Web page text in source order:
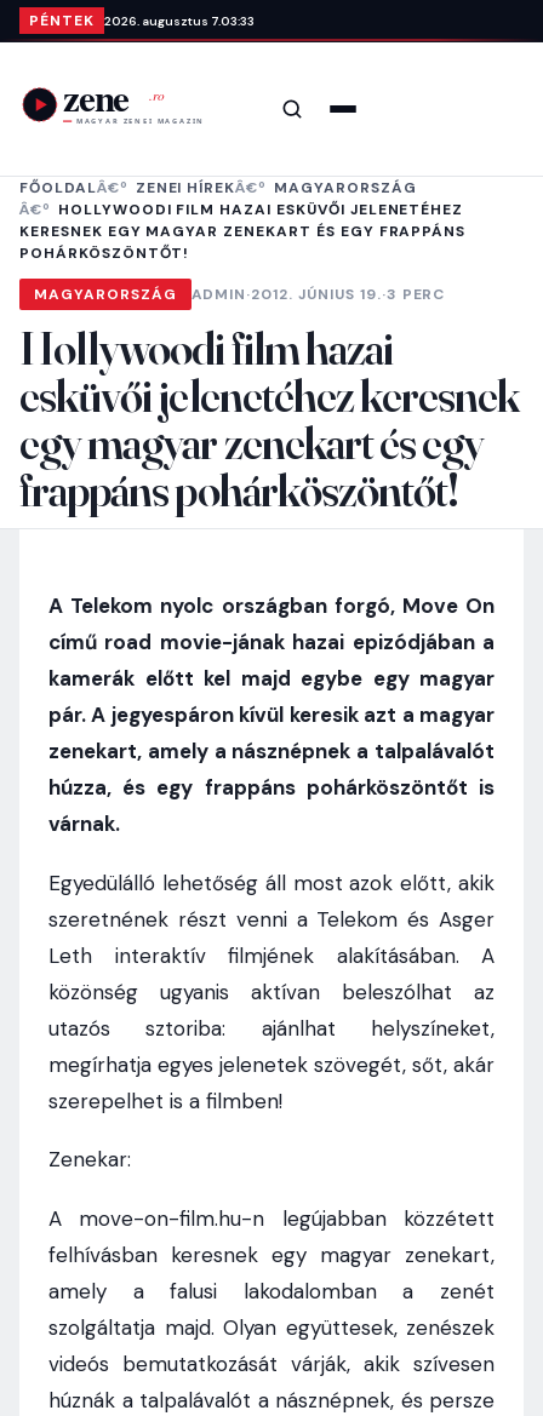
Ugrás a tartalomra
PÉNTEK 2026. augusztus 7.03:33
Keresés
FŐOLDAL ZENEI HÍREK
MAGYARORSZÁG
HOLLYWOODI FILM HAZAI ESKÜVŐI JELENETÉHEZ
KERESNEK EGY MAGYAR ZENEKART ÉS EGY FRAPPÁNS
POHÁRKÖSZÖNTŐT!
MAGYARORSZÁG ADMIN·2012. JÚNIUS 19.·3 PERC
Hollywoodi film hazai
esküvői jelenetéhez keresnek
egy magyar zenekart és egy
frappáns pohárköszöntőt!
A Telekom nyolc országban forgó, Move On
című road movie-jának hazai epizódjában a
kamerák előtt kel majd egybe egy magyar
pár. A jegyespáron kívül keresik azt a magyar
zenekart, amely a násznépnek a talpalávalót
húzza, és egy frappáns pohárköszöntőt is
várnak.
Egyedülálló lehetőség áll most azok előtt, akik
szeretnének részt venni a Telekom és Asger
Leth interaktív filmjének alakításában. A
közönség ugyanis aktívan beleszólhat az
utazós sztoriba: ajánlhat helyszíneket,
megírhatja egyes jelenetek szövegét, sőt, akár
szerepelhet is a filmben!
Zenekar:
A move-on-film.hu-n legújabban közzétett
felhívásban keresnek egy magyar zenekart,
amely a falusi lakodalomban a zenét
szolgáltatja majd. Olyan együttesek, zenészek
videós bemutatkozását várják, akik szívesen
húznák a talpalávalót a násznépnek, és persze